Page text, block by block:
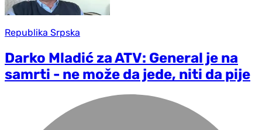
Republika Srpska
Darko Mladić za ATV: General je na
samrti - ne može da jede, niti da pije